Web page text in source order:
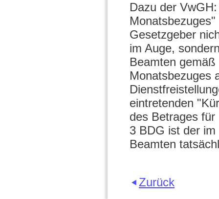
Dazu der
Gesetzgeber
im Auge,
Beamten
Monatsbezuges
eintretenden
des Betrages
3 BDG ist der
Beamten
Zurück